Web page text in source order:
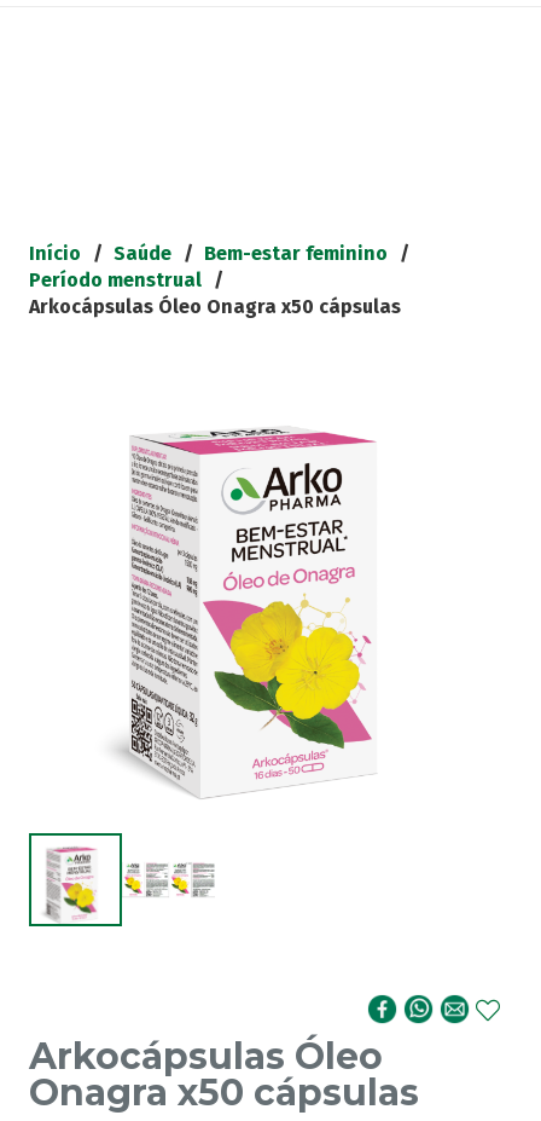
Início / Saúde / Bem-estar feminino
/
Período menstrual /
Arkocápsulas Óleo Onagra x50 cápsulas
Arkocápsulas Óleo
Onagra x50 cápsulas